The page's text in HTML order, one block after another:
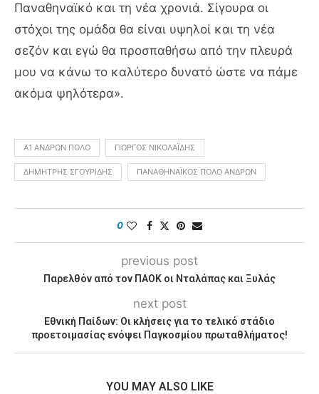
Παναθηναϊκό και τη νέα χρονιά. Σίγουρα οι
στόχοι της ομάδα θα είναι υψηλοί και τη νέα
σεζόν και εγώ θα προσπαθήσω από την πλευρά
μου να κάνω το καλύτερο δυνατό ώστε να πάμε
ακόμα ψηλότερα».
Α1 ΑΝΔΡΏΝ ΠΌΛΟ ΓΙΏΡΓΟΣ ΝΙΚΟΛΑΪ́ΔΗΣ
ΔΗΜΉΤΡΗΣ ΣΓΟΥΡΊΔΗΣ ΠΑΝΑΘΗΝΑΪΚΌΣ ΠΌΛΟ ΑΝΔΡΏΝ
0
previous post
Παρελθόν από τον ΠΑΟΚ οι Νταλάπας και Ξυλάς
next post
Εθνική Παίδων: Οι κλήσεις για το τελικό στάδιο
προετοιμασίας ενόψει Παγκοσμίου πρωταθλήματος!
YOU MAY ALSO LIKE